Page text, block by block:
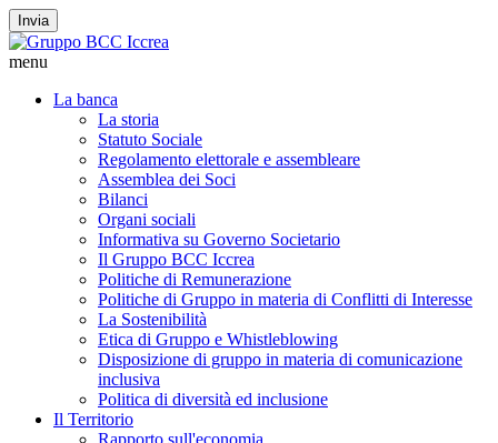
Invia
menu
La banca
La storia
Statuto Sociale
Regolamento elettorale e assembleare
Assemblea dei Soci
Bilanci
Organi sociali
Informativa su Governo Societario
Il Gruppo BCC Iccrea
Politiche di Remunerazione
Politiche di Gruppo in materia di Conflitti di Interesse
La Sostenibilità
Etica di Gruppo e Whistleblowing
Disposizione di gruppo in materia di comunicazione
inclusiva
Politica di diversità ed inclusione
Il Territorio
Rapporto sull'economia